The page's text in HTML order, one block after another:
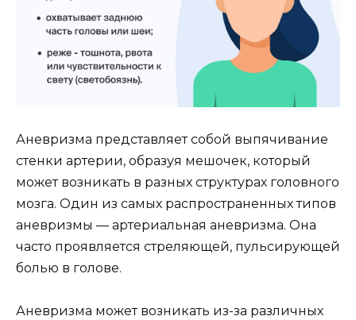
Аневризма представляет собой выпячивание
стенки артерии, образуя мешочек, который
может возникать в разных структурах головного
мозга. Один из самых распространенных типов
аневризмы — артериальная аневризма. Она
часто проявляется стреляющей, пульсирующей
болью в голове.
Аневризма может возникать из-за различных